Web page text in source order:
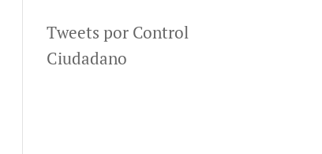
Tweets por Control
Ciudadano